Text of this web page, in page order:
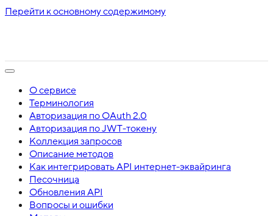
Перейти к основному содержимому
О сервисе
Терминология
Авторизация по OAuth 2.0
Авторизация по JWT-токену
Коллекция запросов
Описание методов
Как интегрировать API интернет-эквайринга
Песочница
Обновления API
Вопросы и ошибки